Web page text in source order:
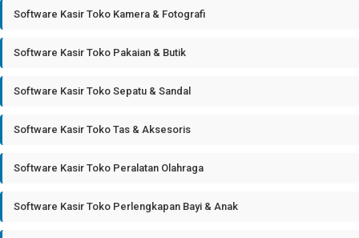
Software Kasir Toko Kamera & Fotografi
Software Kasir Toko Pakaian & Butik
Software Kasir Toko Sepatu & Sandal
Software Kasir Toko Tas & Aksesoris
Software Kasir Toko Peralatan Olahraga
Software Kasir Toko Perlengkapan Bayi & Anak